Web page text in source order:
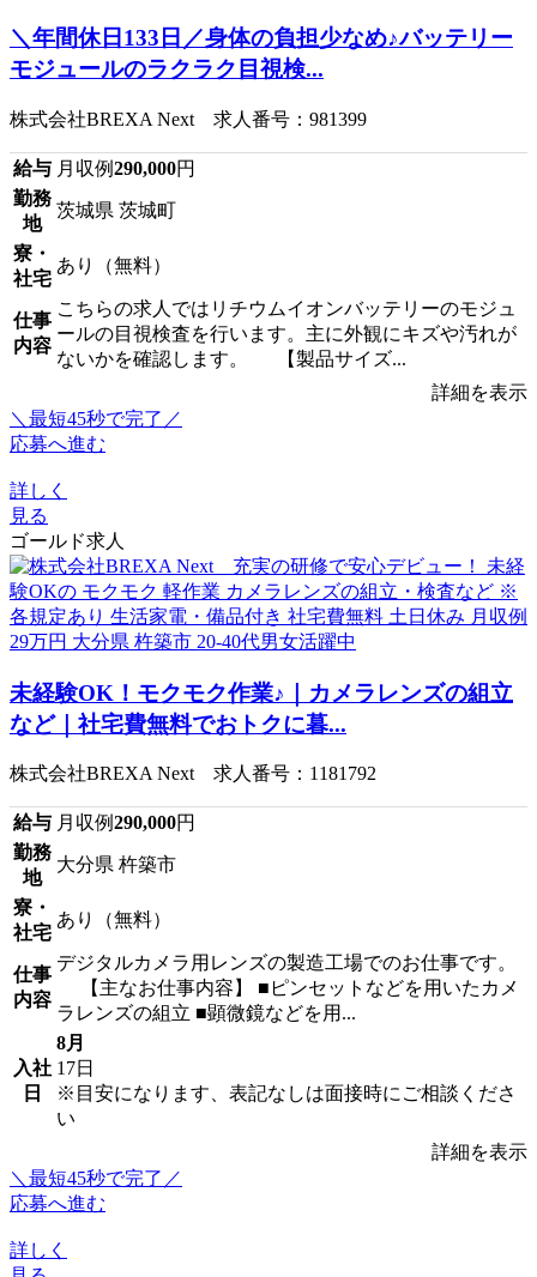
＼年間休日133日／身体の負担少なめ♪バッテリー
モジュールのラクラク目視検...
株式会社BREXA Next 求人番号：981399
給与 月収例290,000円
勤務
地
茨城県 茨城町
寮・
社宅
あり（無料）
仕事
内容
こちらの求人ではリチウムイオンバッテリーのモジュ
ールの目視検査を行います。主に外観にキズや汚れが
ないかを確認します。 【製品サイズ...
詳細を表示
＼最短45秒で完了／
応募へ進む
詳しく
見る
ゴールド求人
未経験OK！モクモク作業♪｜カメラレンズの組立
など｜社宅費無料でおトクに暮...
株式会社BREXA Next 求人番号：1181792
給与 月収例290,000円
勤務
地
大分県 杵築市
寮・
社宅
あり（無料）
仕事
内容
デジタルカメラ用レンズの製造工場でのお仕事です。
【主なお仕事内容】 ■ピンセットなどを用いたカメ
ラレンズの組立 ■顕微鏡などを用...
入社
日
8月
17日
※目安になります、表記なしは面接時にご相談くださ
い
詳細を表示
＼最短45秒で完了／
応募へ進む
詳しく